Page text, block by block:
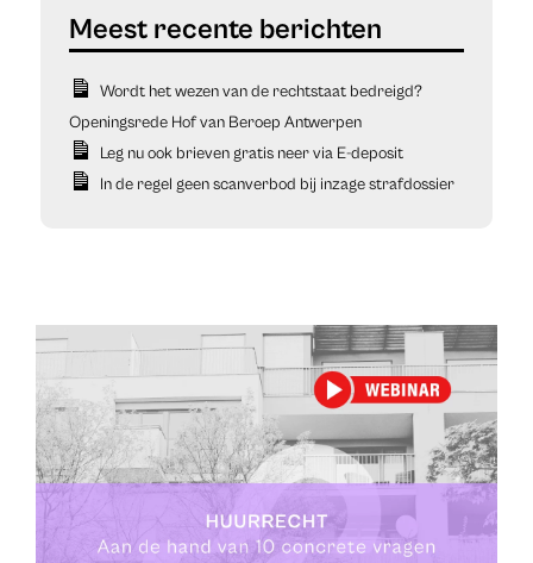
Wordt het wezen van de rechtstaat bedreigd?
Openingsrede Hof van Beroep Antwerpen
Leg nu ook brieven gratis neer via E-deposit
In de regel geen scanverbod bij inzage strafdossier